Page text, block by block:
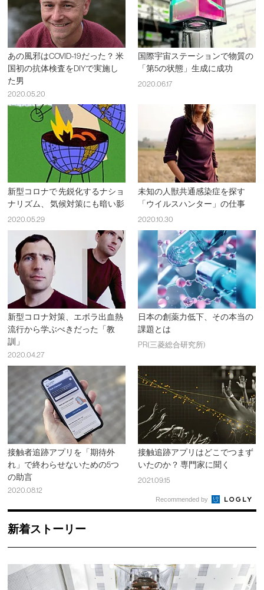
あの風邪はCOVID-19だった？ 米
国初の抗体検査をDIYで実施し
た男
2020.05.20
国際宇宙ステーションで物質の
「第5の状態」生成に成功
2020.06.17
新型コロナで 先鋭化するナショ
ナリズム、 気候対策にも暗い影
2020.05.29
未知の人獣共通感染症を探す
「ウイルスハンター」の仕事
2020.10.30
新型コロナ対策、エボラ出血熱
流行から学ぶべきだった「教
訓」
2020.04.27
日本の創薬力低下、その本当の
課題とは
PR(三菱総合研究所)
接触者追跡アプリを「期待外
れ」で終わらせないための5つ
の助言
2020.08.12
接触追跡アプリはどこでつまず
いたのか？ 専門家に聞く
2021.09.15
Recommended by
新着ストーリー